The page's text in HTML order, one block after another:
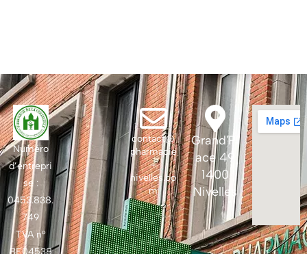
Numéro
d’entrepri
se :
0453.838.
749
TVA n°
contact@
pharmacie
-
nivelles.co
m
Grand'Pl
ace 49
1400
Nivelles